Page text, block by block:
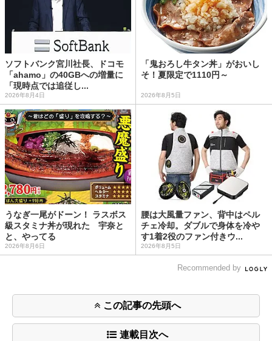
ソフトバンク宮川社長、ドコモ
「ahamo」の40GBへの増量に
「現時点では追従し...
2026年8月4日
「鬼おろし牛タン丼」がおいし
そ！夏限定で1110円～
2026年8月5日
うなぎ一尾がドーン！ ラスボス
級スタミナ丼が現れた 宇奈と
と、やってる
2026年8月6日
腰は大風量ファン、背中はペル
チェ冷却。ダブルで身体を冷や
す1着2役のファン付きウ...
2026年8月5日
Recommended by
この記事の先頭へ
連載目次へ